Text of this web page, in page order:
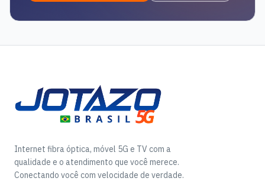
Internet fibra óptica, móvel 5G e TV com a
qualidade e o atendimento que você merece.
Conectando você com velocidade de verdade.